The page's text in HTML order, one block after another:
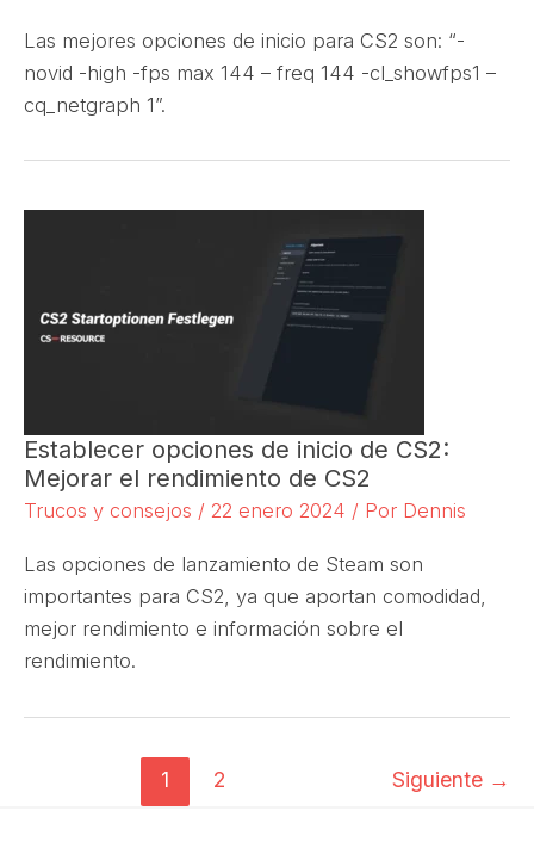
Las mejores opciones de inicio para CS2 son: “-
novid -high -fps max 144 – freq 144 -cl_showfps1 –
cq_netgraph 1”.
Establecer opciones de inicio de CS2:
Mejorar el rendimiento de CS2
Trucos y consejos / 22 enero 2024 / Por Dennis
Las opciones de lanzamiento de Steam son
importantes para CS2, ya que aportan comodidad,
mejor rendimiento e información sobre el
rendimiento.
1 2 Siguiente →